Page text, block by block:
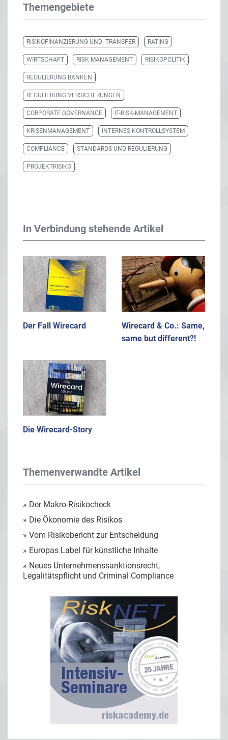
Themengebiete
RISIKOFINANZIERUNG UND -TRANSFER RATING
WIRTSCHAFT RISK MANAGEMENT RISIKOPOLITIK
REGULIERUNG BANKEN
REGULIERUNG VERSICHERUNGEN
CORPORATE GOVERNANCE IT-RISK-MANAGEMENT
KRISENMANAGEMENT INTERNES KONTROLLSYSTEM
COMPLIANCE STANDARDS UND REGULIERUNG
PROJEKTRISIKO
In Verbindung stehende Artikel
Der Fall Wirecard
Wirecard & Co.: Same,
same but different?!
Die Wirecard-Story
Themenverwandte Artikel
» Der Makro-Risikocheck
» Die Ökonomie des Risikos
» Vom Risikobericht zur Entscheidung
» Europas Label für künstliche Inhalte
» Neues Unternehmenssanktionsrecht,
Legalitätspflicht und Criminal Compliance